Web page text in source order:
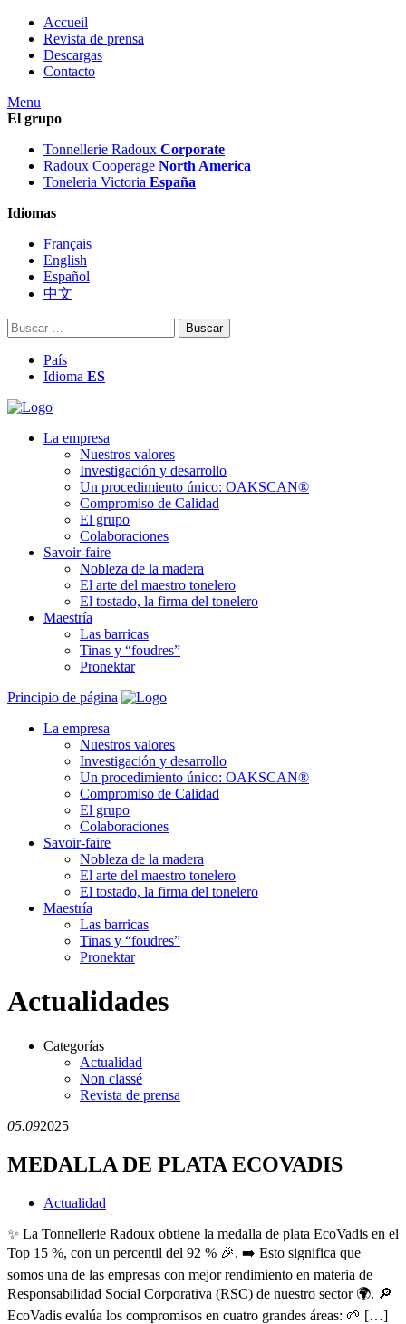
Accueil
Revista de prensa
Descargas
Contacto
Menu
El grupo
Tonnellerie Radoux Corporate
Radoux Cooperage North America
Toneleria Victoria España
Idiomas
Français
English
Español
中文
Buscar:
País
Idioma ES
La empresa
Nuestros valores
Investigación y desarrollo
Un procedimiento único: OAKSCAN®
Compromiso de Calidad
El grupo
Colaboraciones
Savoir-faire
Nobleza de la madera
El arte del maestro tonelero
El tostado, la firma del tonelero
Maestría
Las barricas
Tinas y “foudres”
Pronektar
Principio de página
La empresa
Nuestros valores
Investigación y desarrollo
Un procedimiento único: OAKSCAN®
Compromiso de Calidad
El grupo
Colaboraciones
Savoir-faire
Nobleza de la madera
El arte del maestro tonelero
El tostado, la firma del tonelero
Maestría
Las barricas
Tinas y “foudres”
Pronektar
Actualidades
Categorías
Actualidad
Non classé
Revista de prensa
05.092025
MEDALLA DE PLATA ECOVADIS
Actualidad
✨ La Tonnellerie Radoux obtiene la medalla de plata EcoVadis en el
Top 15 %, con un percentil del 92 % 🎉. ➡️ Esto significa que
somos una de las empresas con mejor rendimiento en materia de
Responsabilidad Social Corporativa (RSC) de nuestro sector 🌍. 🔎
EcoVadis evalúa los compromisos en cuatro grandes áreas: 🌱 […]